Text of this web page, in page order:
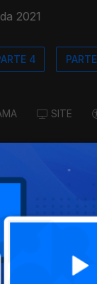
2021
4
SITE